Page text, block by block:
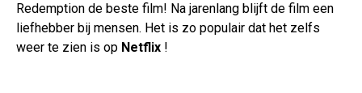
Redemption de beste film! Na jarenlang blijft de film een
liefhebber bij mensen. Het is zo populair dat het zelfs
weer te zien is op Netflix !